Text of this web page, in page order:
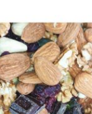
Προσθήκη
στη Λίστα
Επιθυμιών